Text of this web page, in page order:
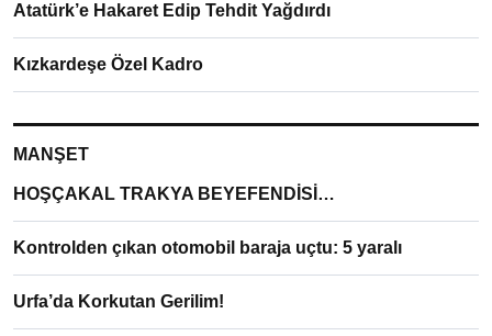
Atatürk’e Hakaret Edip Tehdit Yağdırdı
Kızkardeşe Özel Kadro
MANŞET
HOŞÇAKAL TRAKYA BEYEFENDİSİ…
Kontrolden çıkan otomobil baraja uçtu: 5 yaralı
Urfa’da Korkutan Gerilim!